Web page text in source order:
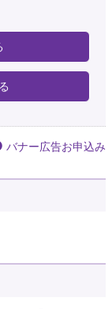
バナー広告お申込み